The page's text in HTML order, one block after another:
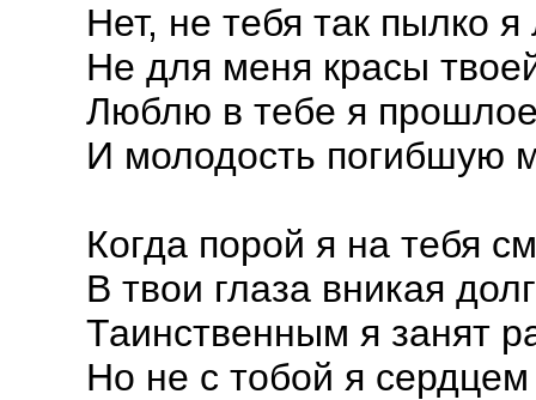
Нет, не тебя так пылко
Не для меня красы
Люблю в тебе я
И молодость погибшую
Когда порой я на тебя
В твои глаза вникая
Таинственным я занят
Но не с тобой я